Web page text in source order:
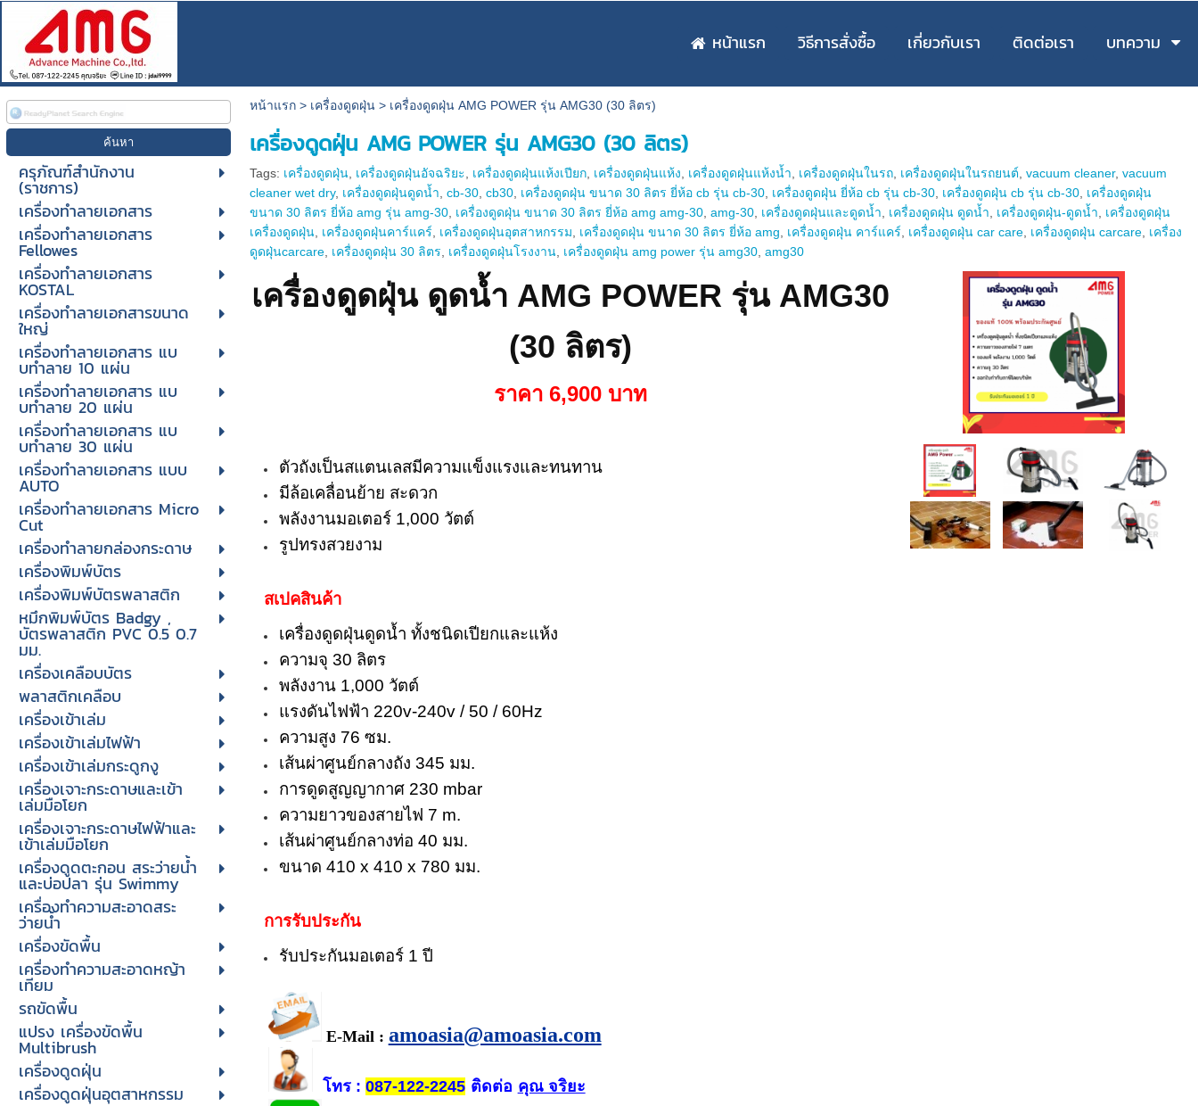
หน้าแรก วิธีการสั่งซื้อ เกี่ยวกับเรา ติดต่อเรา บทความ
ครุภัณฑ์สำนักงาน
(ราชการ)
เครื่องทำลายเอกสาร
เครื่องทำลายเอกสาร
Fellowes
เครื่องทำลายเอกสาร
KOSTAL
เครื่องทำลายเอกสารขนาด
ใหญ่
เครื่องทําลายเอกสาร แบ
บทําลาย 10 แผ่น
เครื่องทําลายเอกสาร แบ
บทําลาย 20 แผ่น
เครื่องทําลายเอกสาร แบ
บทําลาย 30 แผ่น
เครื่องทำลายเอกสาร แบบ
AUTO
เครื่องทำลายเอกสาร Micro
Cut
เครื่องทำลายกล่องกระดาษ
เครื่องพิมพ์บัตร
เครื่องพิมพ์บัตรพลาสติก
หมึกพิมพ์บัตร Badgy ,
บัตรพลาสติก PVC 0.5 0.7
มม.
เครื่องเคลือบบัตร
พลาสติกเคลือบ
เครื่องเข้าเล่ม
เครื่องเข้าเล่มไฟฟ้า
เครื่องเข้าเล่มกระดูกงู
เครื่องเจาะกระดาษและเข้า
เล่มมือโยก
เครื่องเจาะกระดาษไฟฟ้าและ
เข้าเล่มมือโยก
เครื่องดูดตะกอน สระว่ายน้ำ
และบ่อปลา รุ่น Swimmy
เครื่องทำความสะอาดสระ
ว่ายน้ำ
เครื่องขัดพื้น
เครื่องทำความสะอาดหญ้า
เทียม
รถขัดพื้น
แปรง เครื่องขัดพื้น
Multibrush
เครื่องดูดฝุ่น
เครื่องดูดฝุ่นอุตสาหกรรม
หน้าแรก> เครื่องดูดฝุ่น> เครื่องดูดฝุ่น AMG POWER รุ่น AMG30 (30 ลิตร)
เครื่องดูดฝุ่น AMG POWER รุ่น AMG30 (30 ลิตร)
Tags: เครื่องดูดฝุ่น เครื่องดูดฝุ่นอัจฉริยะ เครื่องดูดฝุ่นแห้งเปียก เครื่องดูดฝุ่นแห้ง เครื่องดูดฝุ่นแห้งน้ำ เครื่องดูดฝุ่นในรถ เครื่องดูดฝุ่นในรถยนต์ ,vacuum cleaner,vacuum
cleaner wet dry, เครื่องดูดฝุ่นดูดน้ำ ,cb-30 ,cb30 เครื่องดูดฝุ่น ขนาด 30 ลิตร ยี่ห้อ cb รุ่น cb-30 เครื่องดูดฝุ่น ยี่ห้อ cb รุ่น cb-30 เครื่องดูดฝุ่น cb รุ่น cb-30 เครื่องดูดฝุ่น
ขนาด 30 ลิตร ยี่ห้อ amg รุ่น amg-30 เครื่องดูดฝุ่น ขนาด 30 ลิตร ยี่ห้อ amg amg-30 ,amg-30 เครื่องดูดฝุ่นและดูดน้ำ เครื่องดูดฝุ่น ดูดน้ำ เครื่องดูดฝุ่น-ดูดน้ำ
เครื่องดูดฝุ่น
เครื่องดูดฝุ่น เครื่องดูดฝุ่นคาร์แคร์ เครื่องดูดฝุ่นอุตสาหกรรม เครื่องดูดฝุ่น ขนาด 30 ลิตร ยี่ห้อ amg เครื่องดูดฝุ่น คาร์แคร์ เครื่องดูดฝุ่น car care เครื่องดูดฝุ่น carcare เครื่อง
ดูดฝุ่นcarcare เครื่องดูดฝุ่น 30 ลิตร เครื่องดูดฝุ่นโรงงาน เครื่องดูดฝุ่น amg power รุ่น amg30 ,amg30
เครื่องดูดฝุ่น ดูดน้ำ AMG POWER รุ่น AMG30
(30 ลิตร)
ราคา 6,900 บาท
ตัวถังเป็นสแตนเลสมีความแข็งแรงและทนทาน
มีล้อเคลื่อนย้าย สะดวก
พลังงานมอเตอร์ 1,000 วัตต์
รูปทรงสวยงาม
สเปคสินค้า
เครื่องดูดฝุ่นดูดน้ำ ทั้งชนิดเปียกและแห้ง
ความจุ 30 ลิตร
พลังงาน 1,000 วัตต์
แรงดันไฟฟ้า 220v-240v / 50 / 60Hz
ความสูง 76 ซม.
เส้นผ่าศูนย์กลางถัง 345 มม.
การดูดสูญญากาศ 230 mbar
ความยาวของสายไฟ 7 m.
เส้นผ่าศูนย์กลางท่อ 40 มม.
ขนาด 410 x 410 x 780 มม.
การรับประกัน
รับประกันมอเตอร์ 1 ปี
E-Mail : amoasia@amoasia.com
โทร: 087-122-2245ติดต่อ คุณ จริยะ